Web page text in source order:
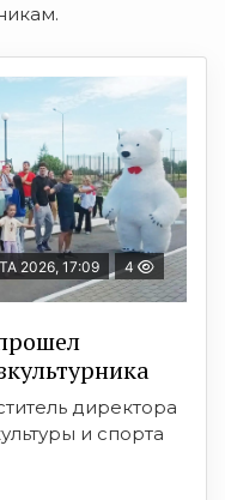
2026, 17:09 4
директора
и спорта